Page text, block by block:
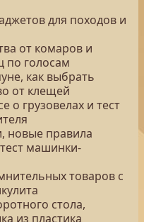
для походов и
от комаров и
по голосам
как выбрать
от клещей
о грузовелах и тест
новые правила
машинки-
товаров с
стола,
из пластика